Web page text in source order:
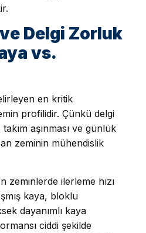
ve Delgi Zorluk
vs.
en kritik
profilidir. Çünkü delgi
aşınması ve günlük
zeminin mühendislik
zeminlerde ilerleme hızı
kaya, bloklu
dayanımlı kaya
ciddi şekilde